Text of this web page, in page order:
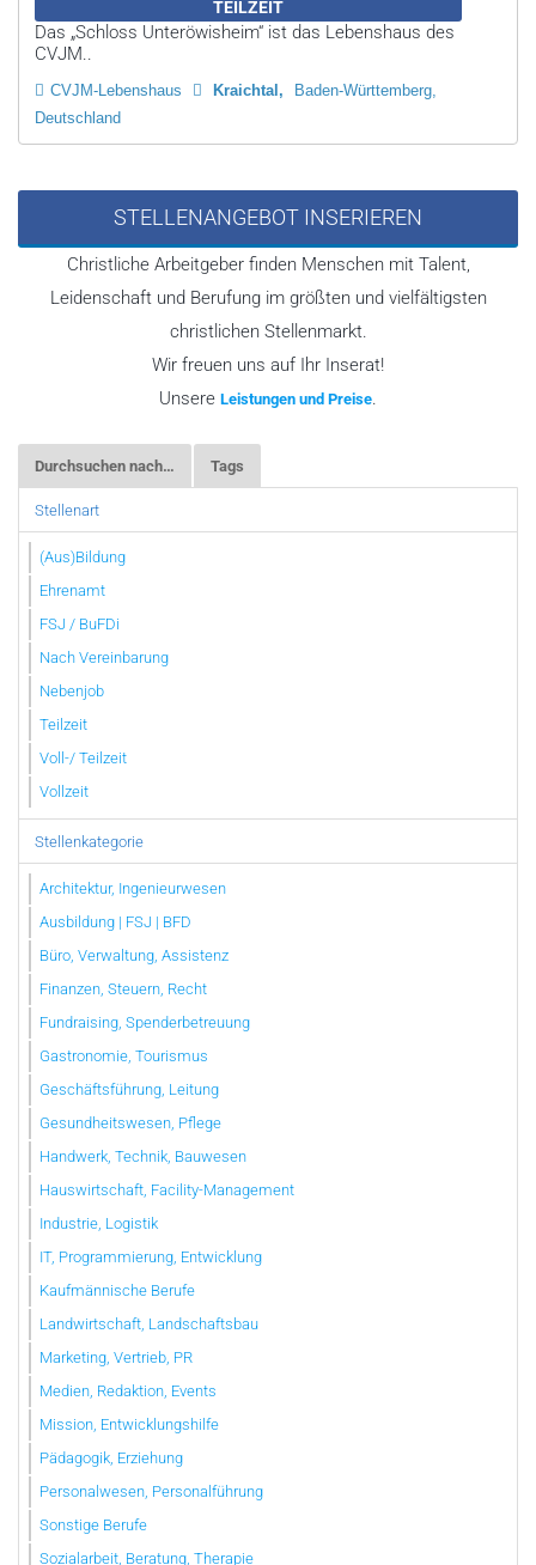
TEILZEIT
Das „Schloss Unteröwisheim“ ist das Lebenshaus des
CVJM..
CVJM-Lebenshaus Kraichtal
Baden-Württemberg,
Deutschland
STELLENANGEBOT INSERIEREN
Christliche Arbeitgeber finden Menschen mit Talent,
Leidenschaft und Berufung im größten und vielfältigsten
christlichen Stellenmarkt.
Wir freuen uns auf Ihr Inserat!
Unsere Leistungen und Preise.
Durchsuchen nach… Tags
Stellenart
(Aus)Bildung
Ehrenamt
FSJ / BuFDi
Nach Vereinbarung
Nebenjob
Teilzeit
Voll-/ Teilzeit
Vollzeit
Stellenkategorie
Architektur, Ingenieurwesen
Ausbildung | FSJ | BFD
Büro, Verwaltung, Assistenz
Finanzen, Steuern, Recht
Fundraising, Spenderbetreuung
Gastronomie, Tourismus
Geschäftsführung, Leitung
Gesundheitswesen, Pflege
Handwerk, Technik, Bauwesen
Hauswirtschaft, Facility-Management
Industrie, Logistik
IT, Programmierung, Entwicklung
Kaufmännische Berufe
Landwirtschaft, Landschaftsbau
Marketing, Vertrieb, PR
Medien, Redaktion, Events
Mission, Entwicklungshilfe
Pädagogik, Erziehung
Personalwesen, Personalführung
Sonstige Berufe
Sozialarbeit, Beratung, Therapie